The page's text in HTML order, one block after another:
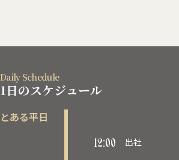
Daily Schedule
1日のスケジュール
とある平日
12:00 出社